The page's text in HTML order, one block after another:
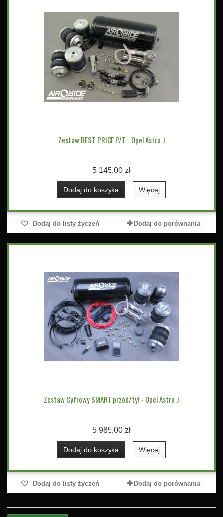
Zestaw BEST PRICE P/T - Opel Astra J
5 145,00 zł
Dodaj do koszyka Więcej
Dodaj do listy życzeń Dodaj do porównania
Zestaw Cyfrowy SMART przód/tył - Opel Astra J
5 985,00 zł
Dodaj do koszyka Więcej
Dodaj do listy życzeń Dodaj do porównania